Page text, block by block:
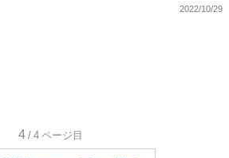
2022/10/29
4 /4 ページ目